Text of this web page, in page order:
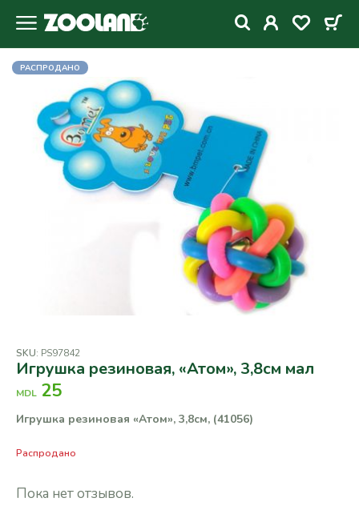
РАСПРОДАНО
SKU: PS97842
Игрушка резиновая, «Атом», 3,8см мал
MDL 25
Игрушка резиновая «Атом», 3,8см, (41056)
Распродано
Пока нет отзывов.